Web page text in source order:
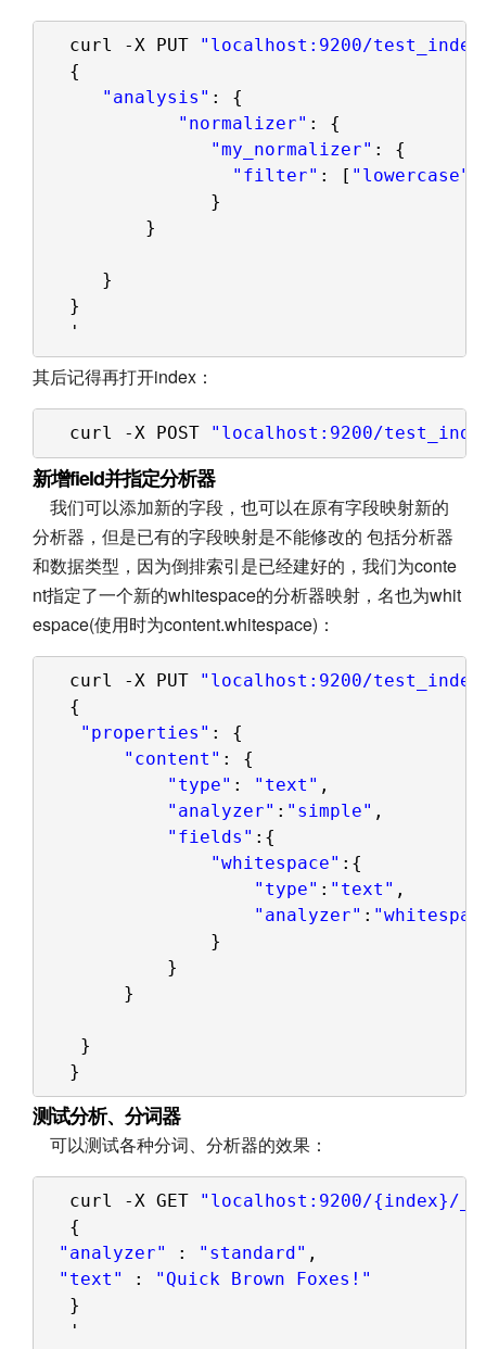
curl -X PUT
"localhost:9200/
{
"analysis" : {
"normalizer" : {
"my_normalizer" : {
"filter" : [ "lowercase"
}
}
}
}
'
其后记得再打开index：
curl -X POST "localhost:9200/
新增field并指定分析器
我们可以添加新的字段，也可以在原有字段映射新的
分析器，但是已有的字段映射是不能修改的 包括分析器
和数据类型，因为倒排索引是已经建好的，我们为conte
nt指定了一个新的whitespace的分析器映射，名也为whit
espace(使用时为content.whitespace)：
curl -X PUT
"localhost:9200/test_index/
{
"properties" : {
"content" : {
"type" : "text" ,
"analyzer" : "simple" ,
"fields" :{
"whitespace" :{
"type" : "text" ,
"analyzer" :
}
}
}
}
}
测试分析、分词器
可以测试各种分词、分析器的效果：
curl -X GET
"localhost:9200/{index}/
{
"analyzer"
: "standard" ,
"text"
:
"Quick Brown Foxes!"
}
'